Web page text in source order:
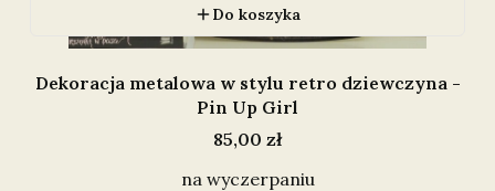
Do koszyka
Dekoracja metalowa w stylu retro dziewczyna -
Pin Up Girl
Cena
85,00 zł
na wyczerpaniu